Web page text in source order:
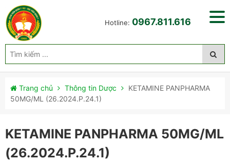
Hotline: 0967.811.616
Trang chủ Thông tin Dược
KETAMINE PANPHARMA
50MG/ML (26.2024.P.24.1)
KETAMINE PANPHARMA 50MG/ML
(26.2024.P.24.1)